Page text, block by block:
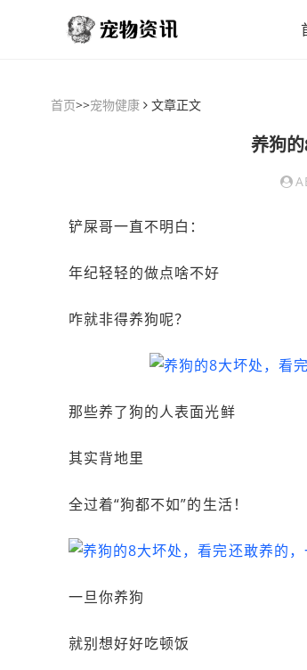
首页>>宠物健康 文章正文
养狗
铲屎哥一直不明白：
年纪轻轻的做点啥不好
咋就非得养狗呢？
那些养了狗的人表面光鲜
其实背地里
全过着“狗都不如”的生活！
一旦你养狗
就别想好好吃顿饭